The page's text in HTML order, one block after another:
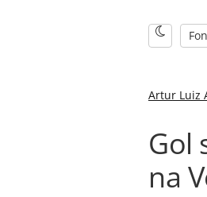
Artur Luiz
Gol
na